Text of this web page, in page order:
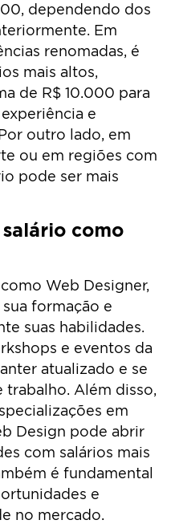
dependendo dos
Em
renomadas, é
mais altos,
de R$ 10.000 para
e
outro lado, em
ou em regiões com
pode ser mais
como
Web Designer,
formação e
suas habilidades.
e eventos da
atualizado e se
trabalho. Além disso,
em
Design pode abrir
com salários mais
é fundamental
e
no mercado.